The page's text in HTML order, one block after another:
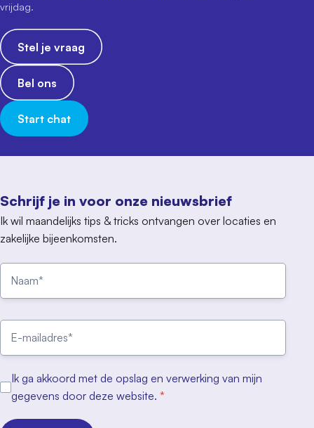
Schrijf je in voor onze nieuwsbrief
Ik wil maandelijks tips & tricks ontvangen over locaties en
zakelijke bijeenkomsten.
Ik ga akkoord met de opslag en verwerking van mijn
gegevens door deze website. *
vrijdag.
Stel je vraag
Bel ons
Start chat